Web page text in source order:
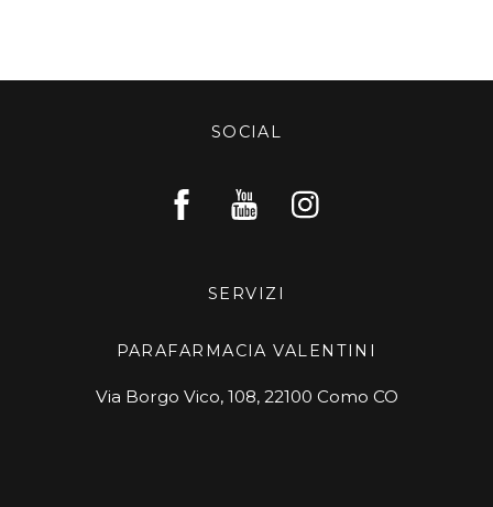
SOCIAL
SERVIZI
PARAFARMACIA VALENTINI
Via Borgo Vico, 108, 22100 Como CO